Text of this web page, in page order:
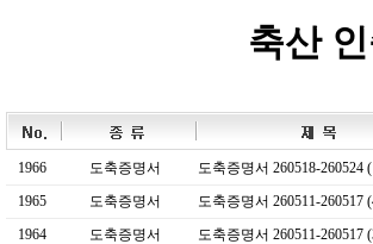
축산
1966 도축증명서
도축증명서 260518-260524
1965
도축증명서
도축증명서 260511-260517
1964
도축증명서
도축증명서 260511-260517